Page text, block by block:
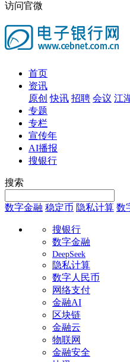
访问官微
首页
资讯
原创 快讯 招聘 会议 江
专题
专栏
宣传年
AI播报
搜银行
搜索
数字金融 稳定币 隐私计算 数
搜银行
数字金融
DeepSeek
隐私计算
数字人民币
网络支付
金融AI
区块链
金融云
物联网
金融安全